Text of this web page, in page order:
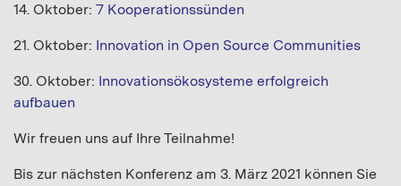
14. Oktober: 7 Kooperationssünden
21. Oktober: Innovation in Open Source Communities
30. Oktober: Innovationsökosysteme erfolgreich
aufbauen
Wir freuen uns auf Ihre Teilnahme!
Bis zur nächsten Konferenz am 3. März 2021 können Sie